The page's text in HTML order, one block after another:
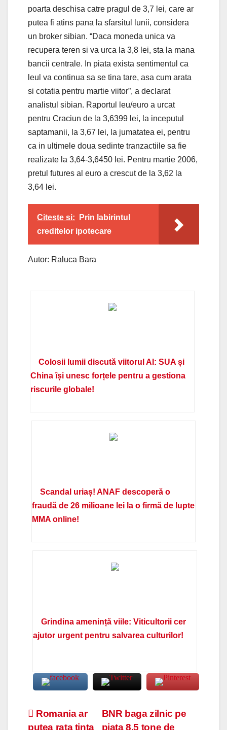
poarta deschisa catre pragul de 3,7 lei, care ar
putea fi atins pana la sfarsitul lunii, considera
un broker sibian. “Daca moneda unica va
recupera teren si va urca la 3,8 lei, sta la mana
bancii centrale. In piata exista sentimentul ca
leul va continua sa se tina tare, asa cum arata
si cotatia pentru martie viitor”, a declarat
analistul sibian. Raportul leu/euro a urcat
pentru Craciun de la 3,6399 lei, la inceputul
saptamanii, la 3,67 lei, la jumatatea ei, pentru
ca in ultimele doua sedinte tranzactiile sa fie
realizate la 3,64-3,6450 lei. Pentru martie 2006,
pretul futures al euro a crescut de la 3,62 la
3,64 lei.
Citeste si:
Prin labirintul
creditelor ipotecare
Autor: Raluca Bara
Colosii lumii discută viitorul AI: SUA și
China își unesc forțele pentru a gestiona
riscurile globale!
Scandal uriaș! ANAF descoperă o
fraudă de 26 milioane lei la o firmă de lupte
MMA online!
Grindina amenință viile: Viticultorii cer
ajutor urgent pentru salvarea culturilor!
Navigare
BNR baga zilnic pe
piata 8,5 tone de
Romania ar
putea rata tinta